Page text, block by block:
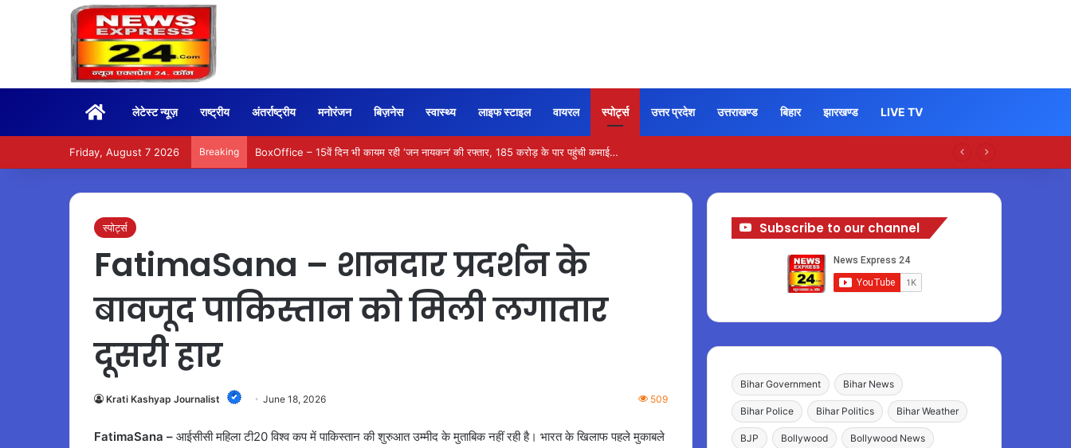
Homeलेटेस्ट न्यूज़ राष्ट्रीय अंतर्राष्ट्रीय मनोरंजन बिज़नेस स्वास्थ्य लाइफ स्टाइल वायरल स्पोर्ट्स उत्तर प्रदेश उत्तराखण्ड बिहार झारखण्ड LIVE TV
Friday, August 7 2026 Breaking BoxOffice – 15वें दिन भी कायम रही ‘जन नायकन’ की रफ्तार, 185 करोड़ के पार पहुंची कमाई…
स्पोर्ट्स
FatimaSana – शानदार प्रदर्शन के
बावजूद पाकिस्तान को मिली लगातार
दूसरी हार
Krati Kashyap Journalist June 18, 2026 509
FatimaSana – आईसीसी महिला टी20 विश्व कप में पाकिस्तान की शुरुआत उम्मीद के मुताबिक नहीं रही है। भारत के खिलाफ पहले मुकाबले
Subscribe to our channel
Bihar Government Bihar News
Bihar Police Bihar Politics Bihar Weather
BJP Bollywood Bollywood News